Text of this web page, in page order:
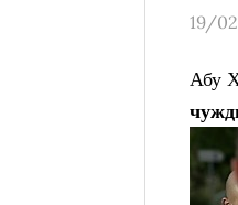
19/
Абу